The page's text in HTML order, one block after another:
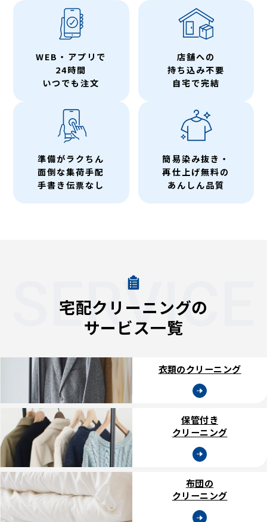
WEB・アプリで
24時間
いつでも注文
店舗への
持ち込み不要
自宅で完結
準備がラクちん
面倒な集荷手配
手書き伝票なし
簡易染み抜き・
再仕上げ無料の
あんしん品質
SERVICE
宅配クリーニングの
サービス一覧
衣類のクリーニング
保管付き
クリーニング
布団の
クリーニング